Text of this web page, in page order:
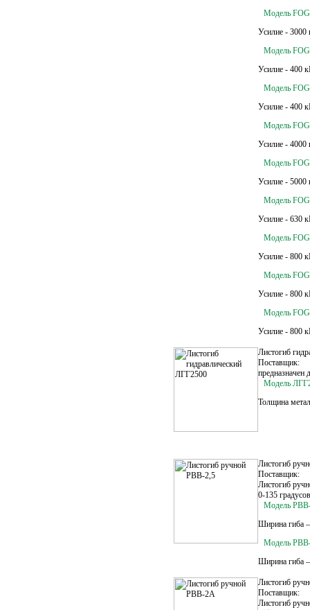
Модель
Усилие - 3000
Модель
Усилие - 400
Модель
Усилие - 400
Модель
Усилие - 4000
Модель
Усилие - 5000
Модель
Усилие - 630
Модель
Усилие - 800
Модель
Усилие - 800
Модель
Усилие - 800
Листогиб
Поставщик:
Модель
Толщина
Листогиб
Поставщик:
Листогиб
0-135
Модель
Ширина гиба
Модель
Ширина гиба
Листогиб
Поставщик:
Листогиб